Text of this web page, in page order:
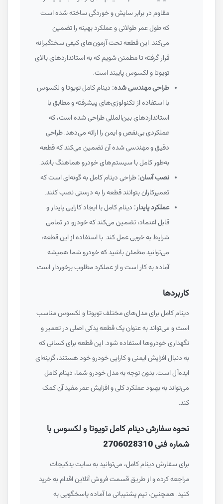
مقاوم در برابر سایش و خوردگی ساخته شده است
که طول عمر طولانی و عملکرد بهینه را تضمین
می‌کند. این قطعه تحت آزمون‌های کیفی سختگیرانه
قرار گرفته تا مطمئن شویم که به استانداردهای بالای
تویوتا و لکسوس پایبند است.
طراحی مهندسی شده:دینام کامل تویوتا و لکسوس
با استفاده از تکنولوژی‌های پیشرفته و مطابق با
استانداردهای بین‌المللی طراحی شده است، که
عملکردی بی‌نقص و ایمن را ارائه می‌دهد. طراحی
دقیق و مهندسی شده آن تضمین می‌کند که قطعه
به‌طور کامل با سیستم‌های خودرو هماهنگ باشد.
نصب آسان:طراحی دینام کامل به گونه‌ای است که
تعمیرکاران بتوانند قطعه را به درستی نصب کنند.
عملکرد پایدار:دینام کامل با ایجاد کارایی پایدار و
قابل اعتماد، تضمین می‌کند که خودرو در تمامی
شرایط به خوبی عمل کند. با استفاده از این قطعه،
می‌توانید مطمئن باشید که خودرو شما همیشه
آماده به کار است و از عملکرد مطلوب برخوردار است.
کاربردها
دینام کامل برای مدل‌های مختلف تویوتا و لکسوس مناسب
است و می‌تواند به عنوان یک قطعه یدکی اصلی در تعمیر و
نگهداری خودروها استفاده شود. این قطعه برای کسانی که
به دنبال افزایش ایمنی و کارایی خودرو خود هستند، گزینه‌ای
ایده‌آل است. بدون توجه به مدل خودرو شما، دینام کامل
می‌تواند به بهبود عملکرد کلی و افزایش عمر مفید آن کمک
نحوه سفارش دینام کامل تویوتا و لکسوس با
شماره فنی 2706028310
برای سفارش دینام کامل، می‌توانید به سایت یدکیجات
مراجعه کرده و از طریق قسمت فروش آنلاین اقدام به خرید
کنید. همچنین، تیم پشتیبانی ما آماده پاسخگویی به